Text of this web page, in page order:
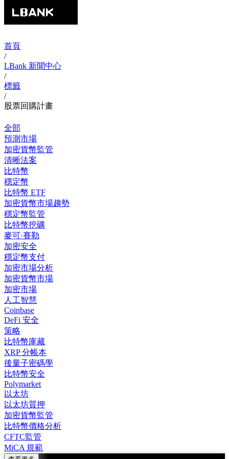
首頁
/
LBank 新聞中心
/
標籤
/
股票回購計畫
全部
預測市場
加密貨幣監管
清晰法案
比特幣
穩定幣
比特幣 ETF
加密貨幣市場趨勢
穩定幣監管
比特幣挖礦
麥可·賽勒
加密安全
穩定幣支付
加密市場分析
加密貨幣市場
加密市場
人工智慧
Coinbase
DeFi 安全
策略
比特幣庫藏
XRP 分帳本
後量子密碼學
比特幣安全
Polymarket
以太坊
以太坊質押
加密貨幣監管
比特幣價格分析
CFTC監管
MiCA 規範